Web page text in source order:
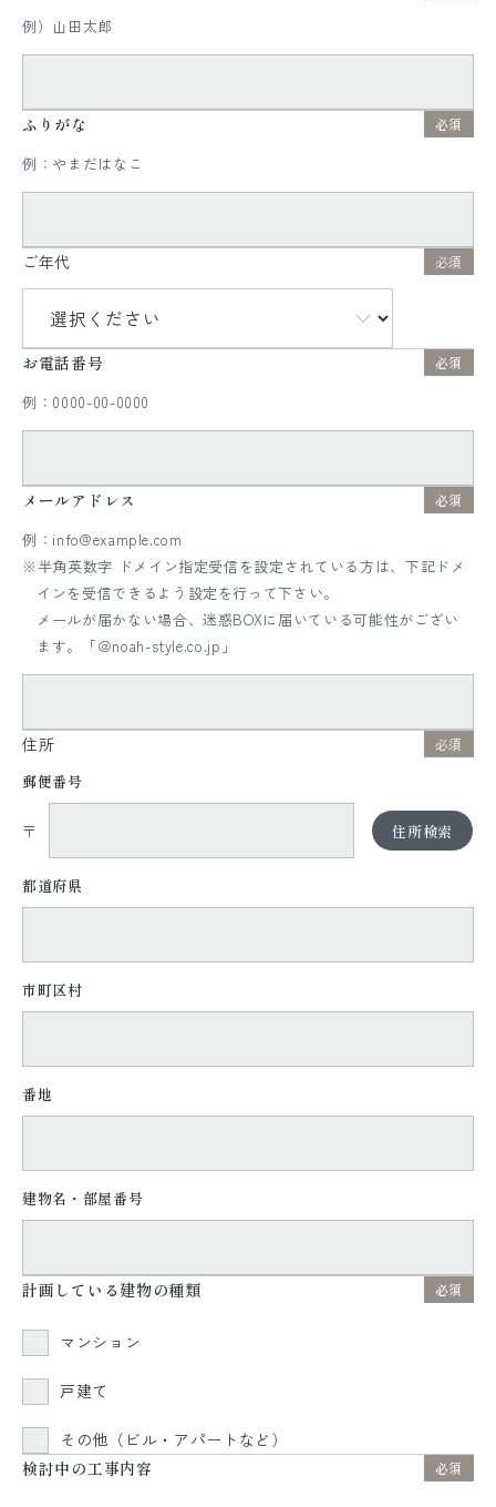
例）山田太郎
ふりがな 必須
例：やまだはなこ
ご年代 必須
お電話番号 必須
例：0000-00-0000
メールアドレス 必須
例：info@example.com
※半角英数字 ドメイン指定受信を設定されている方は、下記ドメ
インを受信できるよう設定を行って下さい。
メールが届かない場合、迷惑BOXに届いている可能性がござい
ます。「＠noah-style.co.jp」
住所 必須
郵便番号
〒 住所検索
都道府県
市町区村
番地
建物名・部屋番号
計画している建物の種類 必須
マンション
戸建て
その他（ビル・アパートなど）
検討中の工事内容
必須